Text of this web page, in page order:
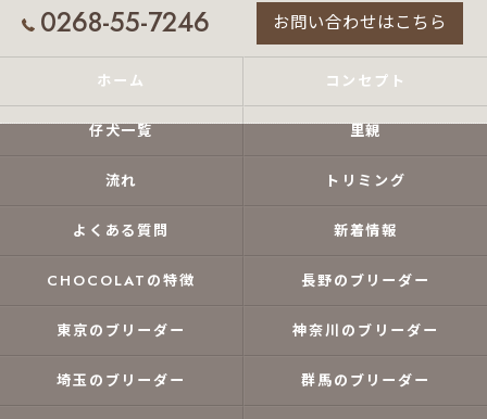
0268-55-7246 お問い合わせはこちら
ホーム コンセプト
仔犬一覧 里親
流れ トリミング
よくある質問 新着情報
CHOCOLATの特徴 長野のブリーダー
東京のブリーダー 神奈川のブリーダー
埼玉のブリーダー 群馬のブリーダー